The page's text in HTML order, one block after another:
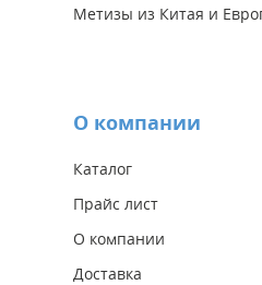
Метизы из Китая и
О компании
Каталог
Прайс лист
О компании
Доставка